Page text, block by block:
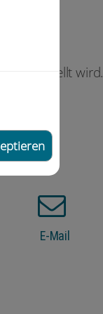
erstellt wird.
E-Mail